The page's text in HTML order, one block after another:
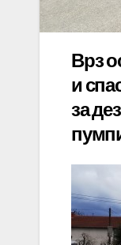
Врз
и
за